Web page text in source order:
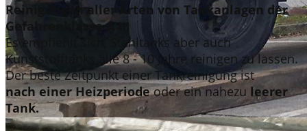
Reinigungen aller Arten von Tankanlagen der
Gefahrenklasse A III
Es empfiehlt sich, Stahltanks aber auch
Kunststofftanks alle 8 - 10 Jahre reinigen zu lassen.
Der beste Zeitpunkt einer Tankreinigung ist
nach einer Heizperiodeoder ein nahezu leerer
Tank.